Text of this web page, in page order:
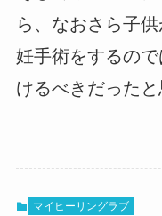
ら、なおさら子
妊手術をするの
けるべきだったと
マイヒーリングラブ